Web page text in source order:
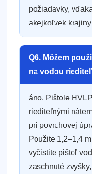
požiadavky,
akejkoľvek
Q6. Môžem
na vodou
áno. Pištole
riediteľnými
pri povrchovej
Použite 1,2–1,4
vyčistite pištoľ
zaschnuté